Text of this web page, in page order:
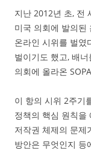
지난 2012년 초, 전
미국 의회에 발의된
온라인 시위를 벌였
벌이기도 했고, 배
의회에 올라온
이 항의 시위 2주기
정책의 핵심 원칙을
저작권 체제의 문제
방안은 무엇인지 등